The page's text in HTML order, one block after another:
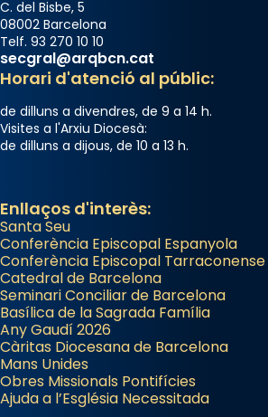
C. del Bisbe, 5
08002 Barcelona
Telf. 93 270 10 10
secgral@arqbcn.cat
Horari d'atenció al públic:
de dilluns a divendres, de 9 a 14 h.
Visites a l'Arxiu Diocesà:
de dilluns a dijous, de 10 a 13 h.
Enllaços d'interès:
Santa Seu
Conferència Episcopal Espanyola
Conferència Episcopal Tarraconense
Catedral de Barcelona
Seminari Conciliar de Barcelona
Basílica de la Sagrada Família
Any Gaudí 2026
Càritas Diocesana de Barcelona
Mans Unides
Obres Missionals Pontifícies
Ajuda a l’Església Necessitada